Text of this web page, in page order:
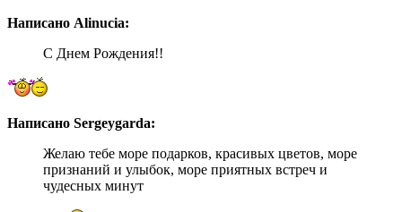
Написано Alinucia:
С Днем Рождения!!
Написано Sergeygarda:
Желаю тебе море подарков, красивых цветов, море
признаний и улыбок, море приятных встреч и
чудесных минут